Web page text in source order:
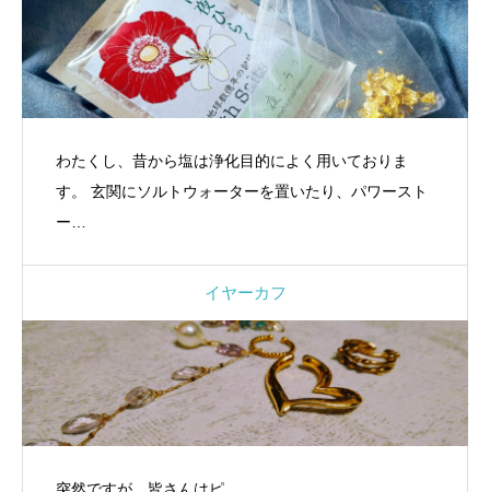
わたくし、昔から塩は浄化目的によく用いておりま
す。 玄関にソルトウォーターを置いたり、パワースト
ー…
イヤーカフ